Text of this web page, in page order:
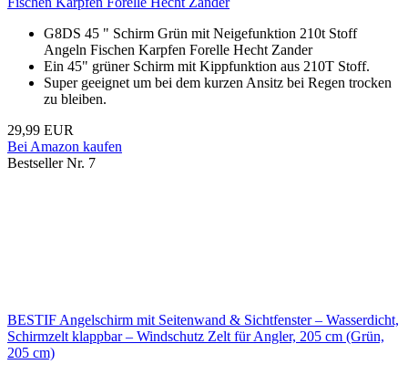
G8DS 45 " Schirm Grün mit Neigefunktion 210t Stoff
Angeln Fischen Karpfen Forelle Hecht Zander
Ein 45" grüner Schirm mit Kippfunktion aus 210T Stoff.
Super geeignet um bei dem kurzen Ansitz bei Regen trocken
zu bleiben.
29,99 EUR
Bei Amazon kaufen
Bestseller Nr. 7
BESTIF Angelschirm mit Seitenwand & Sichtfenster – Wasserdicht,
Schirmzelt klappbar – Windschutz Zelt für Angler, 205 cm (Grün,
205 cm)